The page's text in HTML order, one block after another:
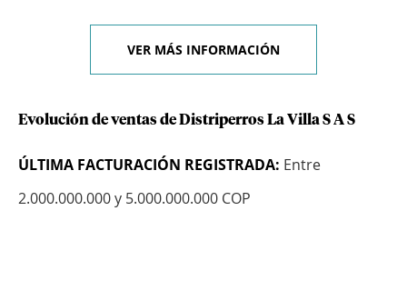
VER MÁS INFORMACIÓN
Evolución de ventas de Distriperros La Villa S A S
ÚLTIMA FACTURACIÓN REGISTRADA: Entre
2.000.000.000 y 5.000.000.000 COP